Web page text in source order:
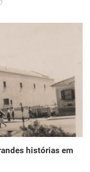
histórias em